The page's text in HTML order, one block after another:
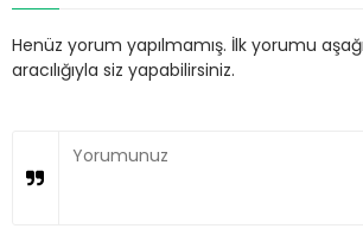
Henüz yorum yapılmamış. İlk yorumu
aracılığıyla siz yapabilirsiniz.